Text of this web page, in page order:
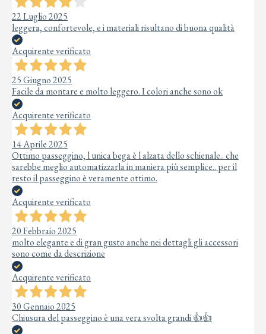
22 Luglio 2025
leggera, confortevole, e i materiali risultano di buona qualità
Acquirente verificato
25 Giugno 2025
Facile da montare e molto leggero. I colori anche sono ok
Acquirente verificato
14 Aprile 2025
Ottimo passeggino, l unica bega è l alzata dello schienale.. che
sarebbe meglio automatizzarla in maniera più semplice.. per il
resto il passeggino è veramente ottimo.
Acquirente verificato
20 Febbraio 2025
molto elegante e di gran gusto anche nei dettagli gli accessori
sono come da descrizione
Acquirente verificato
30 Gennaio 2025
Chiusura del passeggino è una vera svolta grandi 👍👍